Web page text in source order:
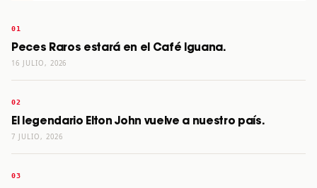
Peces Raros estará en el Café Iguana.
16 JULIO, 2026
El legendario Elton John vuelve a nuestro país.
7 JULIO, 2026